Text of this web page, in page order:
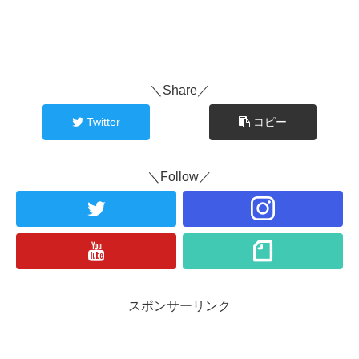
＼Share／
Twitter コピー
＼Follow／
スポンサーリンク